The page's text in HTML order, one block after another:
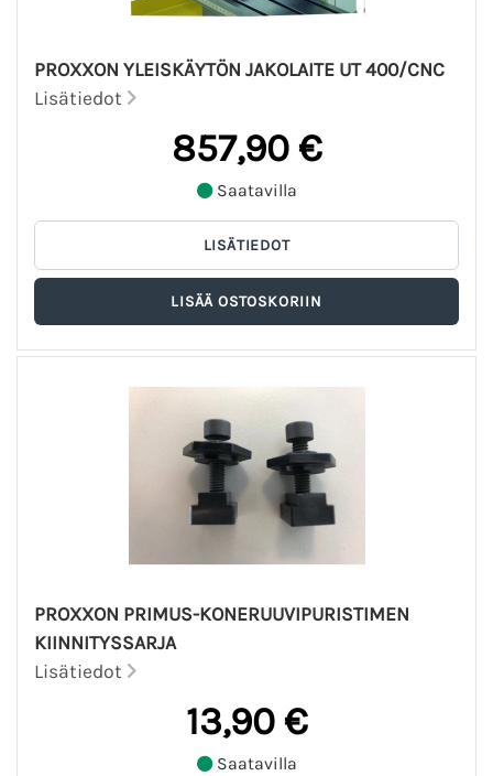
PROXXON YLEISKÄYTÖN JAKOLAITE UT 400/CNC
Lisätiedot
857,90 €
Saatavilla
PROXXON PRIMUS-KONERUUVIPURISTIMEN
KIINNITYSSARJA
Lisätiedot
13,90 €
Saatavilla